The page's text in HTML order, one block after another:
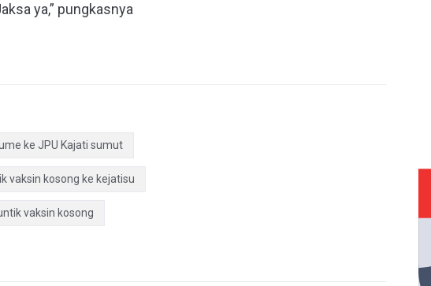
ya,” pungkasnya
ke JPU Kajati sumut
vaksin kosong ke kejatisu
vaksin kosong